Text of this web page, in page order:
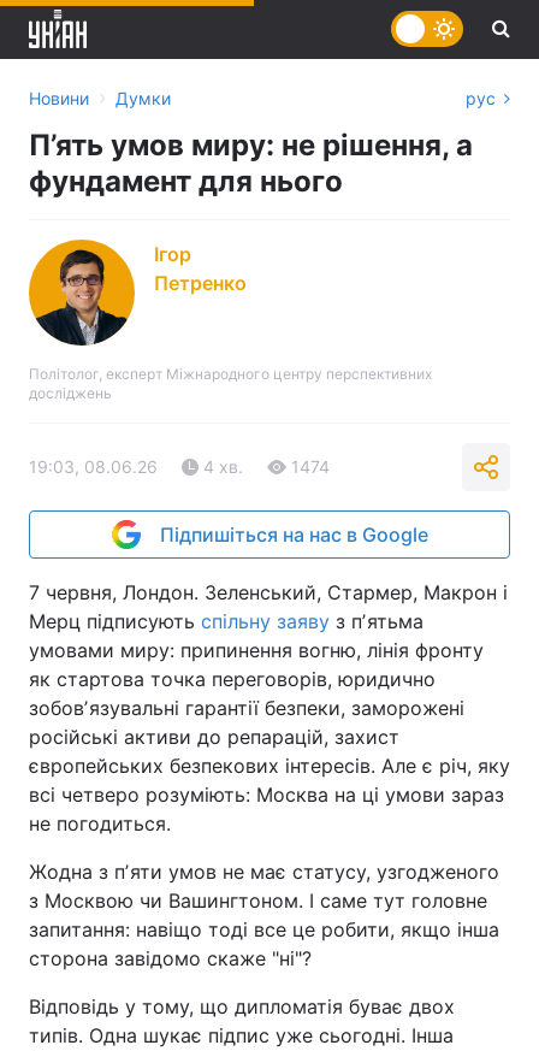
Новини › Думки рус
П’ять умов миру: не рішення, а
фундамент для нього
Ігор
Петренко
Політолог, експерт Міжнародного центру перспективних
досліджень
19:03, 08.06.26 4 хв. 1474
Підпишіться на нас в Google
7 червня, Лондон. Зеленський, Стармер, Макрон і
Мерц підписують спільну заяву з пʼятьма
умовами миру: припинення вогню, лінія фронту
як стартова точка переговорів, юридично
зобовʼязувальні гарантії безпеки, заморожені
російські активи до репарацій, захист
європейських безпекових інтересів. Але є річ, яку
всі четверо розуміють: Москва на ці умови зараз
не погодиться.
Жодна з пʼяти умов не має статусу, узгодженого
з Москвою чи Вашингтоном. І саме тут головне
запитання: навіщо тоді все це робити, якщо інша
сторона завідомо скаже "ні"?
Відповідь у тому, що дипломатія буває двох
типів. Одна шукає підпис уже сьогодні. Інша